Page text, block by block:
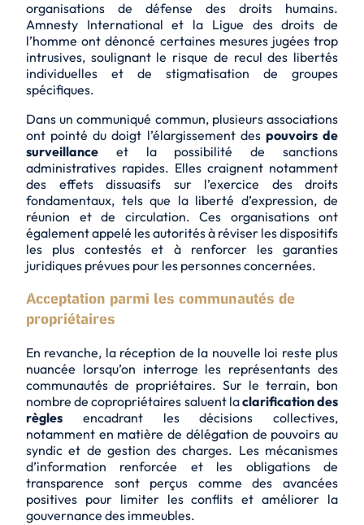
organisations de défense des droits humains.
Amnesty International et la Ligue des droits de
l’homme ont dénoncé certaines mesures jugées trop
intrusives, soulignant le risque de recul des libertés
individuelles et de stigmatisation de groupes
spécifiques.
Dans un communiqué commun, plusieurs associations
ont pointé du doigt l’élargissement des pouvoirs de
surveillance et la possibilité de sanctions
administratives rapides. Elles craignent notamment
des effets dissuasifs sur l’exercice des droits
fondamentaux, tels que la liberté d’expression, de
réunion et de circulation. Ces organisations ont
également appelé les autorités à réviser les dispositifs
les plus contestés et à renforcer les garanties
juridiques prévues pour les personnes concernées.
Acceptation parmi les communautés de
propriétaires
En revanche, la réception de la nouvelle loi reste plus
nuancée lorsqu’on interroge les représentants des
communautés de propriétaires. Sur le terrain, bon
nombre de copropriétaires saluent laclarification des
règles encadrant les décisions collectives,
notamment en matière de délégation de pouvoirs au
syndic et de gestion des charges. Les mécanismes
d’information renforcée et les obligations de
transparence sont perçus comme des avancées
positives pour limiter les conflits et améliorer la
gouvernance des immeubles.